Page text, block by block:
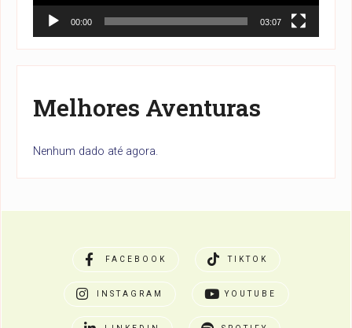
00:00 03:07
Melhores Aventuras
Nenhum dado até agora.
FACEBOOK TIKTOK
INSTAGRAM YOUTUBE